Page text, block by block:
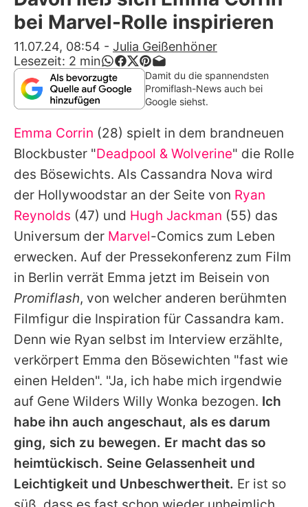
Alle Themen auf Promiflash
App runterladen
Team
Redaktionelle Richtlinien
Impressum
Nutzungsbedingungen
Utiq verwalten
bei Marvel-Rolle inspirieren
11.07.24, 08:54 - Julia Geißenhöner
Lesezeit: 2 min
Damit du die spannendsten
Promiflash-News auch bei
Google siehst.
Emma Corrin (28) spielt in dem brandneuen
Blockbuster "Deadpool & Wolverine" die Rolle
des Bösewichts. Als Cassandra Nova wird
der Hollywoodstar an der Seite von Ryan
Reynolds (47) und Hugh Jackman (55) das
Universum der Marvel-Comics zum Leben
erwecken. Auf der Pressekonferenz zum Film
in Berlin verrät Emma jetzt im Beisein von
Promiflash, von welcher anderen berühmten
Filmfigur die Inspiration für Cassandra kam.
Denn wie Ryan selbst im Interview erzählte,
verkörpert Emma den Bösewichten "fast wie
einen Helden". "Ja, ich habe mich irgendwie
auf Gene Wilders Willy Wonka bezogen. Ich
habe ihn auch angeschaut, als es darum
ging, sich zu bewegen. Er macht das so
heimtückisch. Seine Gelassenheit und
Leichtigkeit und Unbeschwertheit. Er ist so